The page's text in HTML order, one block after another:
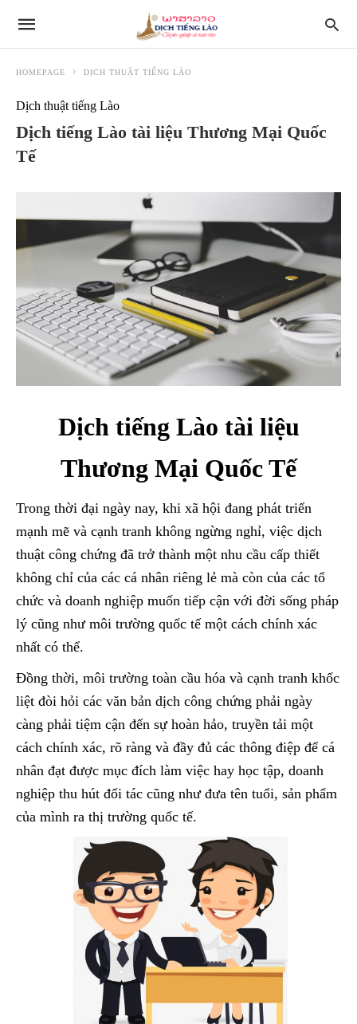
HOMEPAGE DỊCH THUẬT TIẾNG LÀO
Dịch thuật tiếng Lào
Dịch tiếng Lào tài liệu Thương Mại Quốc
Tế
Dịch tiếng Lào tài liệu
Thương Mại Quốc Tế
Trong thời đại ngày nay, khi xã hội đang phát triển
mạnh mẽ và cạnh tranh không ngừng nghỉ, việc dịch
thuật công chứng đã trở thành một nhu cầu cấp thiết
không chỉ của các cá nhân riêng lẻ mà còn của các tổ
chức và doanh nghiệp muốn tiếp cận với đời sống pháp
lý cũng như môi trường quốc tế một cách chính xác
nhất có thể.
Đồng thời, môi trường toàn cầu hóa và cạnh tranh khốc
liệt đòi hỏi các văn bản dịch công chứng phải ngày
càng phải tiệm cận đến sự hoàn hảo, truyền tải một
cách chính xác, rõ ràng và đầy đủ các thông điệp để cá
nhân đạt được mục đích làm việc hay học tập, doanh
nghiệp thu hút đối tác cũng như đưa tên tuổi, sản phẩm
của mình ra thị trường quốc tế.